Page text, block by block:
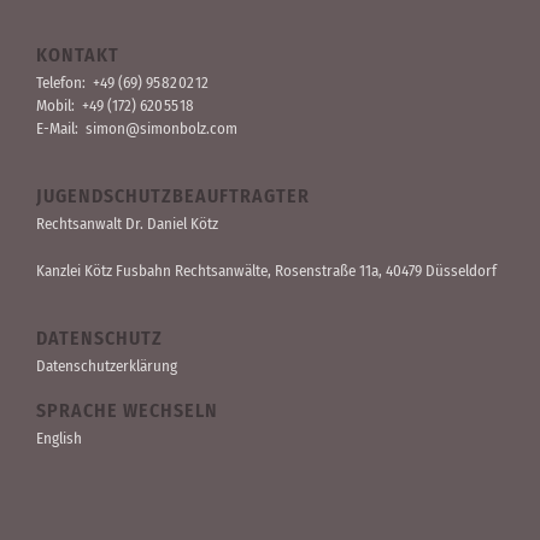
KONTAKT
Telefon: +49 (69) 95 82 02 12
Mobil: +49 (172) 620 55 18
E-Mail: simon@simonbolz.com
JUGENDSCHUTZBEAUFTRAGTER
Rechts­anwalt Dr. Daniel Kötz
Kanzlei Kötz Fusbahn Rechts­anwälte, Rosen­straße 11a, 40479 Düssel­dorf
DATENSCHUTZ
Datenschutzerklärung
SPRACHE WECHSELN
English